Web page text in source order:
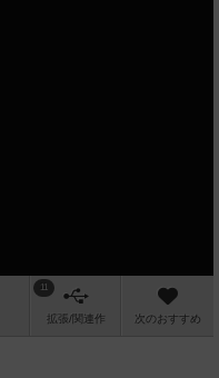
11
拡張/関連作 次のおすすめ